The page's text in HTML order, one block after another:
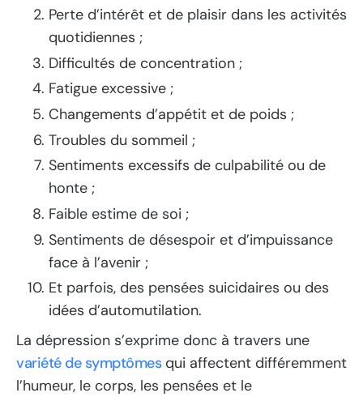
Perte d’intérêt et de plaisir dans les activités
quotidiennes ;
Difficultés de concentration ;
Fatigue excessive ;
Changements d’appétit et de poids ;
Troubles du sommeil ;
Sentiments excessifs de culpabilité ou de
honte ;
Faible estime de soi ;
Sentiments de désespoir et d’impuissance
face à l’avenir ;
Et parfois, des pensées suicidaires ou des
idées d’automutilation.
La dépression s’exprime donc à travers une
variété de symptômesqui affectent différemment
l’humeur, le corps, les pensées et le